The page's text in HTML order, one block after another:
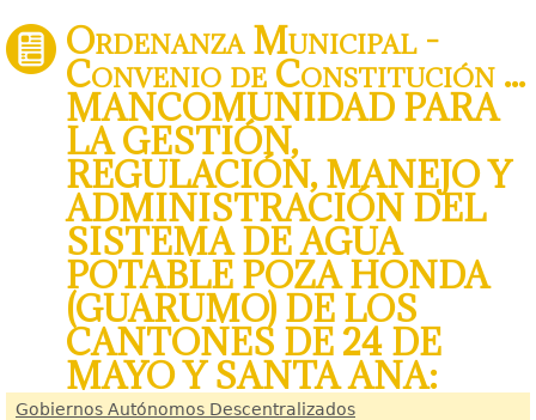
Ordenanza Municipal -
Convenio de Constitución ...
MANCOMUNIDAD PARA
LA GESTIÓN,
REGULACIÓN, MANEJO Y
ADMINISTRACIÓN DEL
SISTEMA DE AGUA
POTABLE POZA HONDA
(GUARUMO) DE LOS
CANTONES DE 24 DE
MAYO Y SANTA ANA:
Gobiernos Autónomos Descentralizados